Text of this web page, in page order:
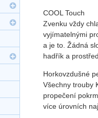
COOL Touch
Zvenku vždy
vyjímatelnými
a je to. Žádná
hadřík a
Horkovzdušné
Všechny trouby
propečení
více úrovních